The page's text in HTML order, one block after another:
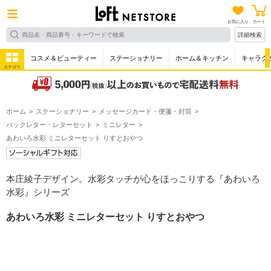
お気に入り カート
詳細検索
カテゴリ
コスメ＆ビューティー ステーショナリー ホーム＆キッチン キャラク
ホーム ステーショナリー
メッセージカード・便箋・封筒
パックレター・レターセット
ミニレター
あわいろ水彩 ミニレターセット りすとおやつ
本庄綾子デザイン。水彩タッチが心をほっこりする『あわいろ
水彩』シリーズ
あわいろ水彩 ミニレターセット りすとおやつ